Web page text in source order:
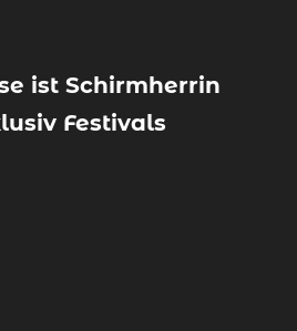
ist Schirmherrin
Festivals